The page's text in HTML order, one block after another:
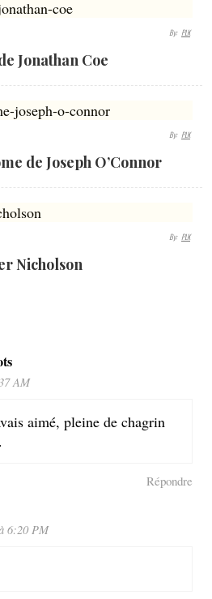
By: PLK
Jonathan Coe
By: PLK
de Joseph O’Connor
By: PLK
Nicholson
AM
aimé, pleine de chagrin
Répondre
6:20 PM